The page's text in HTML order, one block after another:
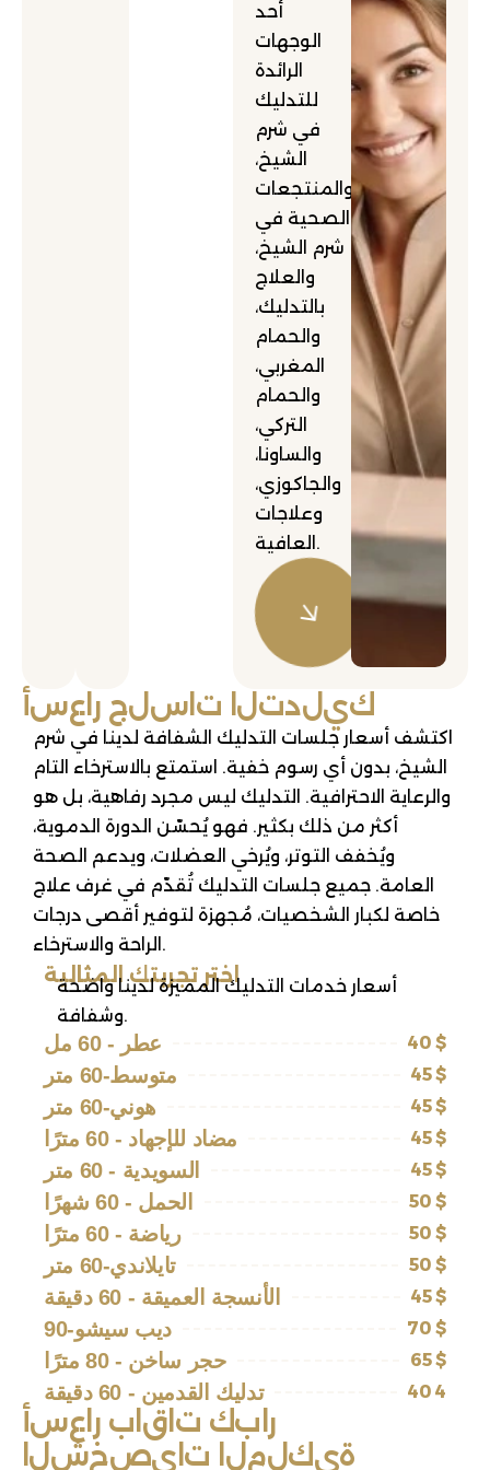
أحد
الوجهات
الرائدة
للتدليك
في شرم
الشيخ،
والمنتجعات
الصحية في
شرم الشيخ،
والعلاج
بالتدليك،
والحمام
المغربي،
والحمام
التركي،
والساونا،
والجاكوزي،
وعلاجات
العافية.
أسع ر جلس ت لتدليك
اكتشف أسعار جلسات التدليك الشفافة لدينا في شرم
الشيخ، بدون أي رسوم خفية. استمتع بالاسترخاء التام
والرعاية الاحترافية. التدليك ليس مجرد رفاهية، بل هو
أكثر من ذلك بكثير. فهو يُحسّن الدورة الدموية،
ويُخفف التوتر، ويُرخي العضلات، ويدعم الصحة
العامة. جميع جلسات التدليك تُقدّم في غرف علاج
خاصة لكبار الشخصيات، مُجهزة لتوفير أقصى درجات
الراحة والاسترخاء.
اختر تجربتك المثالية
أسعار خدمات التدليك المميزة لدينا واضحة
وشفافة.
عطر - 60 مل 40 $
متوسط-60 متر 45 $
هوني-60 متر 45 $
مضاد للإجهاد - 60 مترًا 45 $
السويدية - 60 متر 45 $
الحمل - 60 شهرًا 50 $
رياضة - 60 مترًا 50 $
تايلاندي-60 متر 50 $
الأنسجة العميقة - 60 دقيقة 45 $
ديب سيشو-90 70 $
حجر ساخن - 80 مترًا 65 $
تدليك القدمين - 60 دقيقة 40 4
أسع ر ب ق ت كب ر
لشخصي ت لملكية